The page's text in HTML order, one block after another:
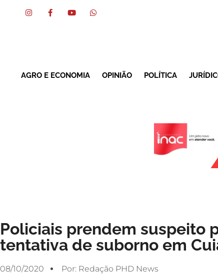
AGRO E ECONOMIA OPINIÃO POLÍTICA
Policiais prendem suspeito
tentativa de suborno em
08/10/2020 Por: Redação PHD News